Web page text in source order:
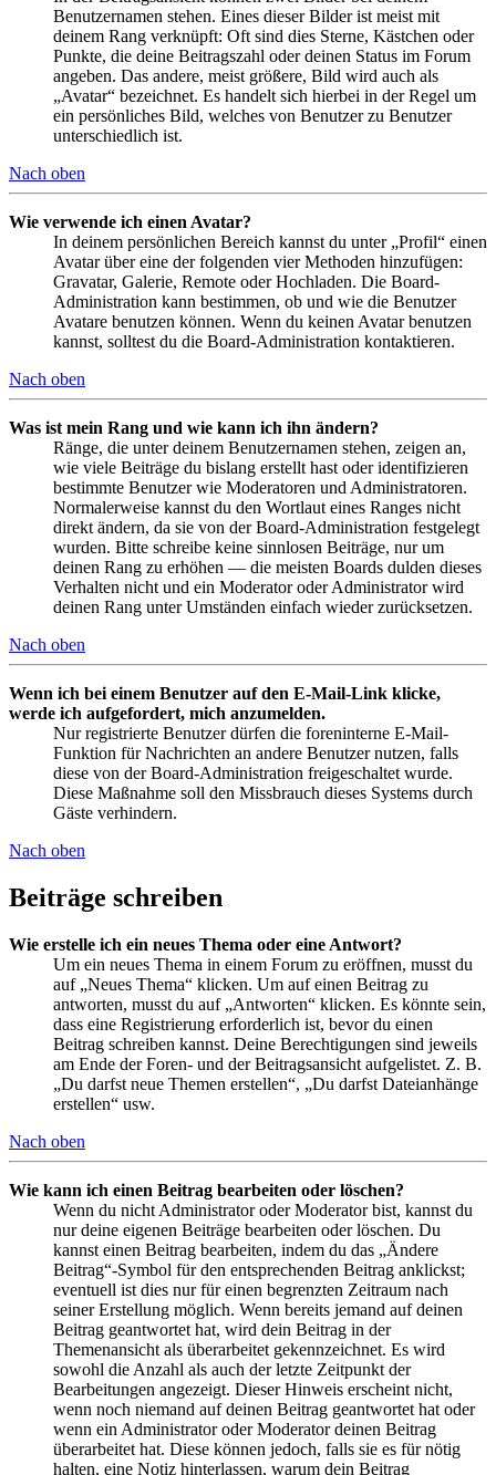
Benutzernamen stehen. Eines dieser Bilder ist meist mit
deinem Rang verknüpft: Oft sind dies Sterne, Kästchen oder
Punkte, die deine Beitragszahl oder deinen Status im Forum
angeben. Das andere, meist größere, Bild wird auch als
„Avatar“ bezeichnet. Es handelt sich hierbei in der Regel um
ein persönliches Bild, welches von Benutzer zu Benutzer
unterschiedlich ist.
Nach oben
Wie verwende ich einen Avatar?
In deinem persönlichen Bereich kannst du unter „Profil“ einen
Avatar über eine der folgenden vier Methoden hinzufügen:
Gravatar, Galerie, Remote oder Hochladen. Die Board-
Administration kann bestimmen, ob und wie die Benutzer
Avatare benutzen können. Wenn du keinen Avatar benutzen
kannst, solltest du die Board-Administration kontaktieren.
Nach oben
Was ist mein Rang und wie kann ich ihn ändern?
Ränge, die unter deinem Benutzernamen stehen, zeigen an,
wie viele Beiträge du bislang erstellt hast oder identifizieren
bestimmte Benutzer wie Moderatoren und Administratoren.
Normalerweise kannst du den Wortlaut eines Ranges nicht
direkt ändern, da sie von der Board-Administration festgelegt
wurden. Bitte schreibe keine sinnlosen Beiträge, nur um
deinen Rang zu erhöhen — die meisten Boards dulden dieses
Verhalten nicht und ein Moderator oder Administrator wird
deinen Rang unter Umständen einfach wieder zurücksetzen.
Nach oben
Wenn ich bei einem Benutzer auf den E-Mail-Link klicke,
werde ich aufgefordert, mich anzumelden.
Nur registrierte Benutzer dürfen die foreninterne E-Mail-
Funktion für Nachrichten an andere Benutzer nutzen, falls
diese von der Board-Administration freigeschaltet wurde.
Diese Maßnahme soll den Missbrauch dieses Systems durch
Gäste verhindern.
Nach oben
Beiträge schreiben
Wie erstelle ich ein neues Thema oder eine Antwort?
Um ein neues Thema in einem Forum zu eröffnen, musst du
auf „Neues Thema“ klicken. Um auf einen Beitrag zu
antworten, musst du auf „Antworten“ klicken. Es könnte sein,
dass eine Registrierung erforderlich ist, bevor du einen
Beitrag schreiben kannst. Deine Berechtigungen sind jeweils
am Ende der Foren- und der Beitragsansicht aufgelistet. Z. B.
„Du darfst neue Themen erstellen“, „Du darfst Dateianhänge
erstellen“ usw.
Nach oben
Wie kann ich einen Beitrag bearbeiten oder löschen?
Wenn du nicht Administrator oder Moderator bist, kannst du
nur deine eigenen Beiträge bearbeiten oder löschen. Du
kannst einen Beitrag bearbeiten, indem du das „Ändere
Beitrag“-Symbol für den entsprechenden Beitrag anklickst;
eventuell ist dies nur für einen begrenzten Zeitraum nach
seiner Erstellung möglich. Wenn bereits jemand auf deinen
Beitrag geantwortet hat, wird dein Beitrag in der
Themenansicht als überarbeitet gekennzeichnet. Es wird
sowohl die Anzahl als auch der letzte Zeitpunkt der
Bearbeitungen angezeigt. Dieser Hinweis erscheint nicht,
wenn noch niemand auf deinen Beitrag geantwortet hat oder
wenn ein Administrator oder Moderator deinen Beitrag
überarbeitet hat. Diese können jedoch, falls sie es für nötig
halten, eine Notiz hinterlassen, warum dein Beitrag